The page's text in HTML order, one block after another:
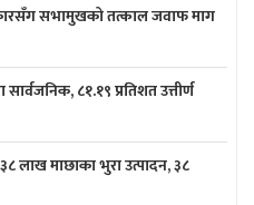
सभामुखको तत्काल जवाफ माग
८१.१९ प्रतिशत उत्तीर्ण
लाख माछाका भुरा उत्पादन, ३८